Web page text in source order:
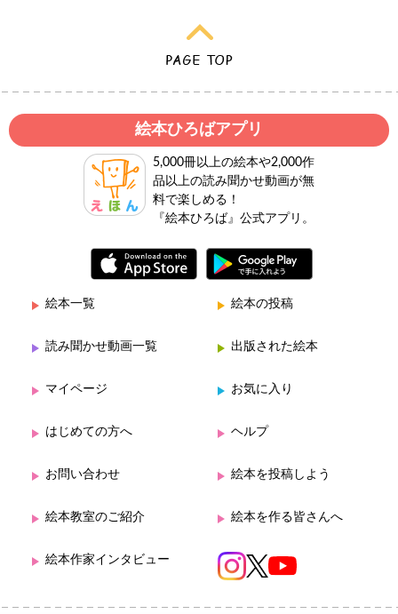
絵本ひろばアプリ
5,000冊以上の絵本や2,000作
品以上の読み聞かせ動画が無
料で楽しめる！
『絵本ひろば』公式アプリ。
絵本一覧 絵本の投稿
読み聞かせ動画一覧 出版された絵本
マイページ お気に入り
はじめての方へ ヘルプ
お問い合わせ 絵本を投稿しよう
絵本教室のご紹介 絵本を作る皆さんへ
絵本作家インタビュー